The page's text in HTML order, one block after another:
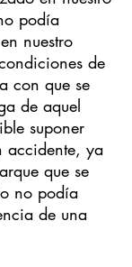
podía
nuestro
de
con que se
de aquel
suponer
accidente, ya
que se
no podía
de una